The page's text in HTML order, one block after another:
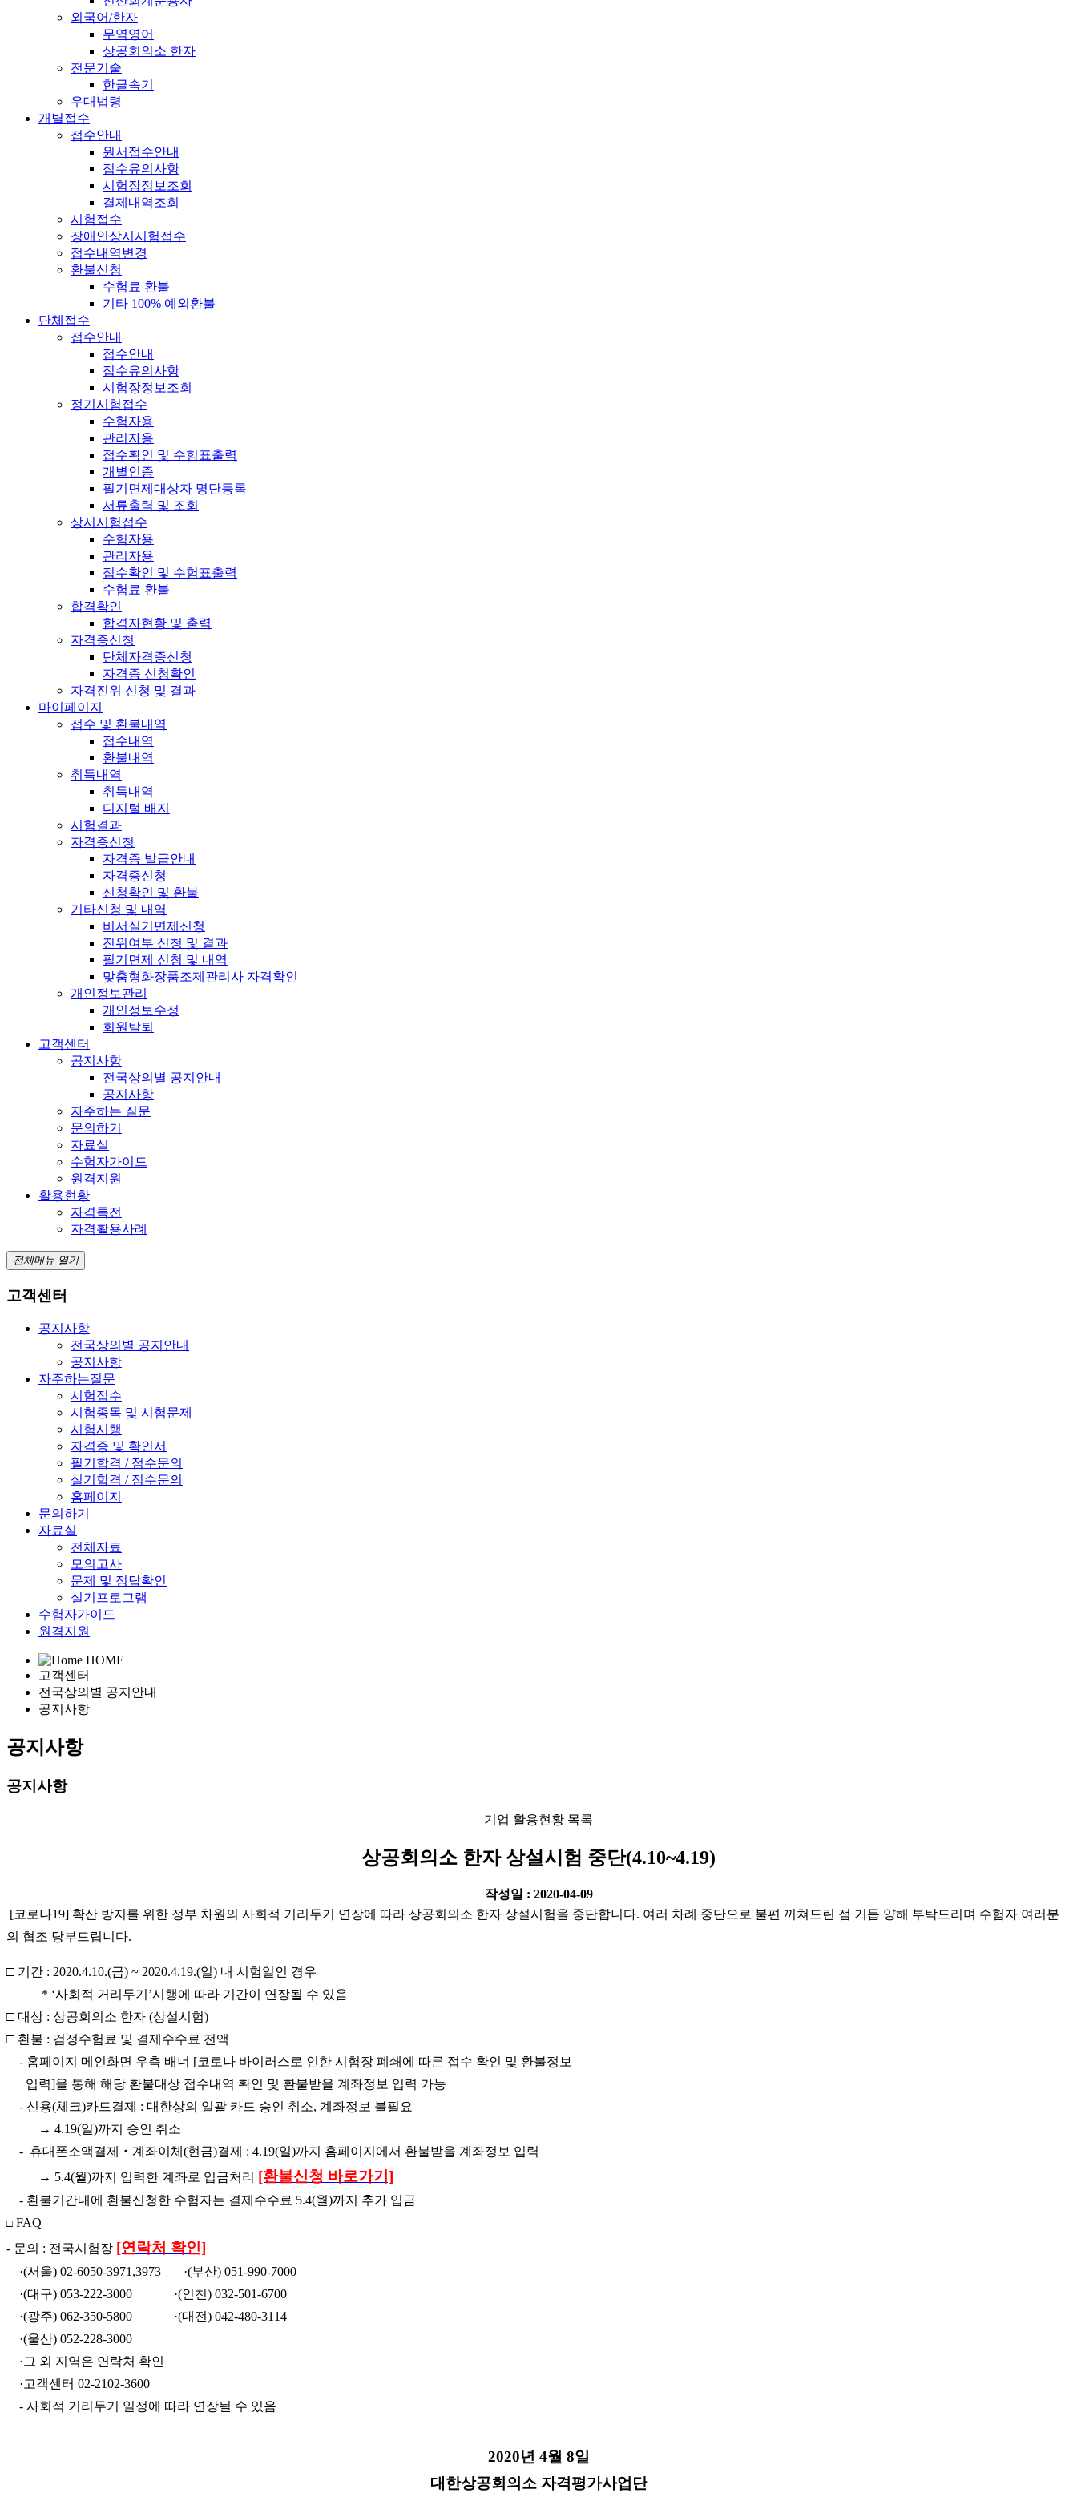
외국어/한자
무역영어
상공회의소 한자
전문기술
한글속기
우대법령
개별접수
접수안내
원서접수안내
접수유의사항
시험장정보조회
결제내역조회
시험접수
장애인상시시험접수
접수내역변경
환불신청
수험료 환불
기타 100% 예외환불
단체접수
접수안내
접수안내
접수유의사항
시험장정보조회
정기시험접수
수험자용
관리자용
접수확인 및 수험표출력
개별인증
필기면제대상자 명단등록
서류출력 및 조회
상시시험접수
수험자용
관리자용
접수확인 및 수험표출력
수험료 환불
합격확인
합격자현황 및 출력
자격증신청
단체자격증신청
자격증 신청확인
자격진위 신청 및 결과
마이페이지
접수 및 환불내역
접수내역
환불내역
취득내역
취득내역
디지털 배지
시험결과
자격증신청
자격증 발급안내
자격증신청
신청확인 및 환불
기타신청 및 내역
비서실기면제신청
진위여부 신청 및 결과
필기면제 신청 및 내역
맞춤형화장품조제관리사 자격확인
개인정보관리
개인정보수정
회원탈퇴
고객센터
공지사항
전국상의별 공지안내
공지사항
자주하는 질문
문의하기
자료실
수험자가이드
원격지원
활용현황
자격특전
자격활용사례
전체메뉴 열기
고객센터
공지사항
전국상의별 공지안내
공지사항
자주하는질문
시험접수
시험종목 및 시험문제
시험시행
자격증 및 확인서
필기합격 / 점수문의
실기합격 / 점수문의
홈페이지
문의하기
자료실
전체자료
모의고사
문제 및 정답확인
실기프로그램
수험자가이드
원격지원
HOME
고객센터
전국상의별 공지안내
공지사항
공지사항
공지사항
기업 활용현황 목록
상공회의소 한자 상설시험 중단(4.10~4.19)
작성일 : 2020-04-09
[코로나19] 확산 방지를 위한 정부 차원의 사회적 거리두기 연장에 따라 상공회의소 한자 상설시험을 중단합니다. 여러 차례 중단으로 불편 끼쳐드린 점 거듭 양해 부탁드리며 수험자 여러분
의 협조 당부드립니다.
□ 기간 : 2020.4.10.(금) ~ 2020.4.19.(일) 내 시험일인 경우
* ‘사회적 거리두기’시행에 따라 기간이 연장될 수 있음
□ 대상 : 상공회의소 한자 (상설시험)
□ 환불 : 검정수험료 및 결제수수료 전액
- 홈페이지 메인화면 우측 배너 [코로나 바이러스로 인한 시험장 폐쇄에 따른 접수 확인 및 환불정보
입력]을 통해 해당 환불대상 접수내역 확인 및 환불받을 계좌정보 입력 가능
- 신용(체크)카드결제 : 대한상의 일괄 카드 승인 취소, 계좌정보 불필요
→ 4.19(일)까지 승인 취소
- 휴대폰소액결제‧계좌이체(현금)결제 : 4.19(일)까지 홈페이지에서 환불받을 계좌정보 입력
→ 5.4(월)까지 입력한 계좌로 입금처리 [환불신청 바로가기]
- 환불기간내에 환불신청한 수험자는 결제수수료 5.4(월)까지 추가 입금
□ FAQ
- 문의 : 전국시험장 [연락처 확인]
·(서울) 02-6050-3971,3973 ·(부산) 051-990-7000
·(대구) 053-222-3000 ·(인천) 032-501-6700
·(광주) 062-350-5800 ·(대전) 042-480-3114
·(울산) 052-228-3000
·그 외 지역은 연락처 확인
·고객센터 02-2102-3600
- 사회적 거리두기 일정에 따라 연장될 수 있음
2020년 4월 8일
대한상공회의소 자격평가사업단